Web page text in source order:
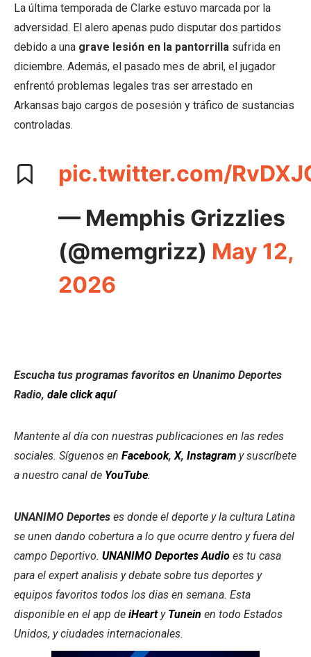
La última temporada de Clarke estuvo marcada por la
adversidad. El alero apenas pudo disputar dos partidos
debido a una grave lesión en la pantorrilla sufrida en
diciembre. Además, el pasado mes de abril, el jugador
enfrentó problemas legales tras ser arrestado en
Arkansas bajo cargos de posesión y tráfico de sustancias
controladas.
pic.twitter.com/
— Memphis Grizzlies
(@memgrizz) May 12,
2026
Escucha tus programas favoritos en Unanimo Deportes
Radio, dale click aquí
Mantente al día con nuestras publicaciones en las redes
sociales. Síguenos en Facebook, X, Instagram y suscríbete
a nuestro canal de YouTube.
UNANIMO Deportes es donde el deporte y la cultura Latina
se unen dando cobertura a lo que ocurre dentro y fuera del
campo Deportivo. UNANIMO Deportes Audio es tu casa
para el expert analisis y debate sobre tus deportes y
equipos favoritos todos los dias en semana. Esta
disponible en el app de iHearty Tunein en todo Estados
Unidos, y ciudades internacionales.